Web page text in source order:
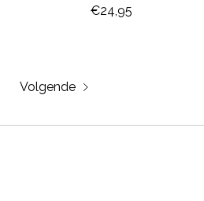
€24,95
Volgende